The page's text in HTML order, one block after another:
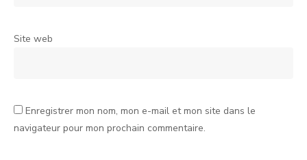
Site web
Enregistrer mon nom, mon e-mail et mon site dans le
navigateur pour mon prochain commentaire.